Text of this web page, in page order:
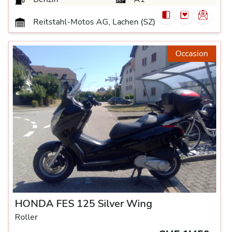
Reitstahl-Motos AG, Lachen (SZ)
Occasion
HONDA FES 125 Silver Wing
Roller